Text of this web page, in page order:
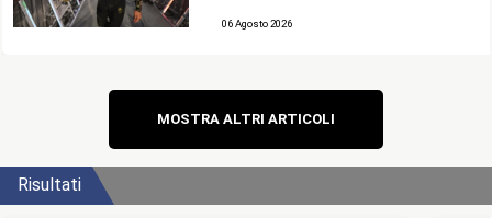
06 Agosto 2026
Navigazione
articoli
MOSTRA ALTRI ARTICOLI
Risultati